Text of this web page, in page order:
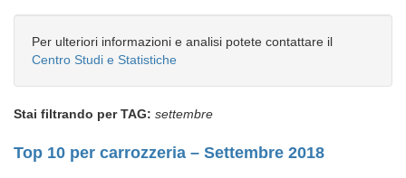
Per ulteriori informazioni e analisi potete contattare il
Centro Studi e Statistiche
Stai filtrando per TAG: settembre
Top 10 per carrozzeria – Settembre 2018